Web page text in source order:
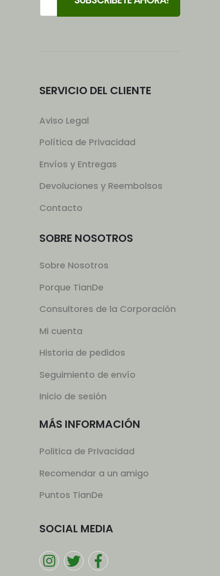
SERVICIO DEL CLIENTE
Aviso Legal
Política de Privacidad
Envíos y Entregas
Devoluciones y Reembolsos
Contacto
SOBRE NOSOTROS
Sobre Nosotros
Porque TianDe
Consultores de la Corporación
Mi cuenta
Historia de pedidos
Seguimiento de envío
Inicio de sesión
MÁS INFORMACIÓN
Politica de Privacidad
Recomendar a un amigo
Puntos TianDe
SOCIAL MEDIA